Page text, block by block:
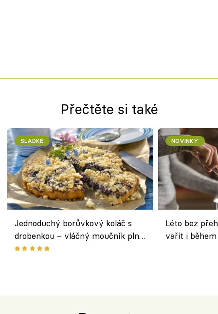
Přečtěte si také
SLADKÉ
Jednoduchý borůvkový koláč s
drobenkou – vláčný moučník plný
ovoce
NOVINKY
Léto bez
vařit i